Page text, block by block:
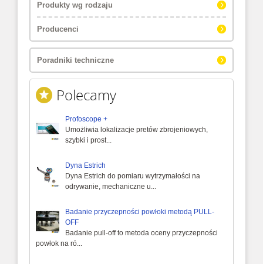
Produkty wg rodzaju
Producenci
Poradniki techniczne
Polecamy
Profoscope +
Umożliwia lokalizacje pretów zbrojeniowych,
szybki i prost...
Dyna Estrich
Dyna Estrich do pomiaru wytrzymałości na
odrywanie, mechaniczne u...
Badanie przyczepności powłoki metodą PULL-
OFF
Badanie pull-off to metoda oceny przyczepności
powłok na ró...